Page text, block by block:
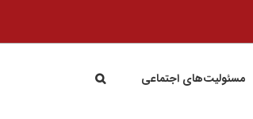
مسئولیت‌های اجتماعی